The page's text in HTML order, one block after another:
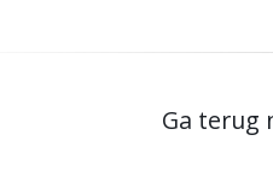
Ga terug